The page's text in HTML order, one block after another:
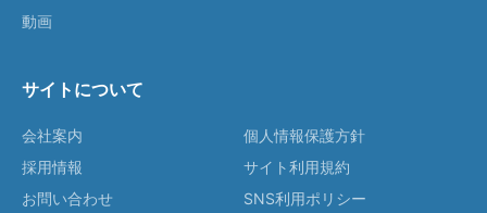
動画
サイトについて
会社案内
採用情報
お問い合わせ
個人情報保護方針
サイト利用規約
SNS利用ポリシー